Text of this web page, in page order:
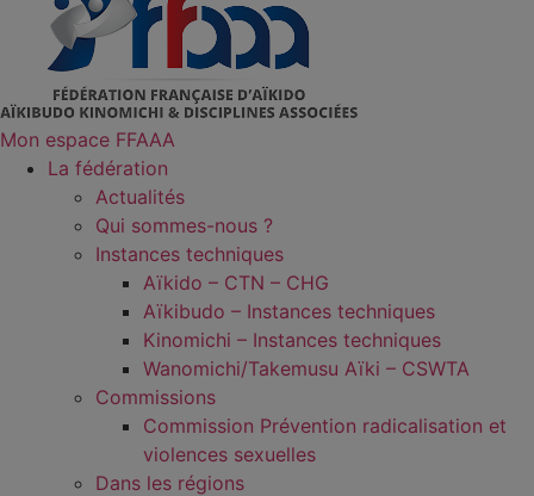
Mon espace FFAAA
La fédération
Actualités
Qui sommes-nous ?
Instances techniques
Aïkido – CTN – CHG
Aïkibudo – Instances techniques
Kinomichi – Instances techniques
Wanomichi/Takemusu Aïki – CSWTA
Commissions
Commission Prévention radicalisation et
violences sexuelles
Dans les régions